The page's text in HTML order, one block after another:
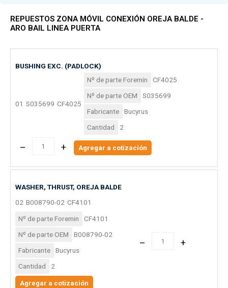
REPUESTOS ZONA MÓVIL CONEXIÓN OREJA BALDE -
ARO BAIL LINEA PUERTA
BUSHING EXC. (PADLOCK)
01 S035699 CF4025
Nº de parte Foremin
CF4025
Nº de parte OEM
S035699
Fabricante
Bucyrus
Cantidad
2
– + Agregar a cotización
WASHER, THRUST, OREJA BALDE
02 B008790-02 CF4101
Nº de parte Foremin
CF4101
Nº de parte OEM
B008790-02
Fabricante
Bucyrus
Cantidad
2
– +
Agregar a cotización